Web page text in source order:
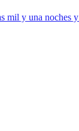
y una noches